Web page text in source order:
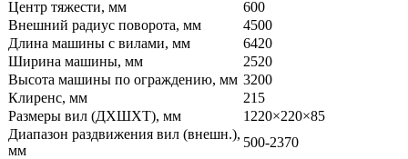
Центр тяжести, мм
600
Внешний радиус поворота, мм
4500
Длина машины с вилами, мм
6420
Ширина машины, мм
2520
Высота машины по ограждению, мм 3200
Клиренс, мм
215
Размеры вил (ДXШXТ), мм
1220×220×85
Диапазон раздвижения вил (внешн.),
мм
500-2370